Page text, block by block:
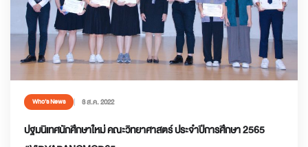
Who’s News 3 ส.ค. 2022
ปฐมนิเทศนักศึกษาใหม่ คณะวิทยาศาสตร์ ประจำปีการศึกษา 2565